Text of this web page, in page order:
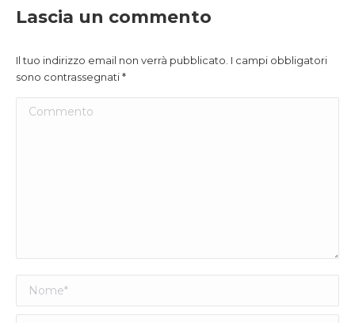
Lascia un commento
Il tuo indirizzo email non verrà pubblicato. I campi obbligatori
sono contrassegnati*
Commento
Nome *